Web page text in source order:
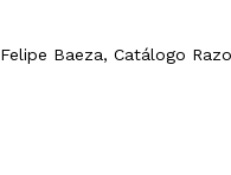
Felipe Baeza, Catálogo